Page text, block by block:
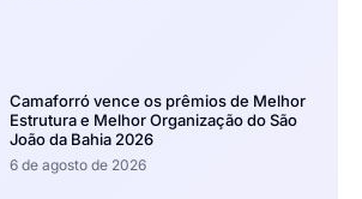
Camaforró vence os prêmios de Melhor
Estrutura e Melhor Organização do São
João da Bahia 2026
6 de agosto de 2026